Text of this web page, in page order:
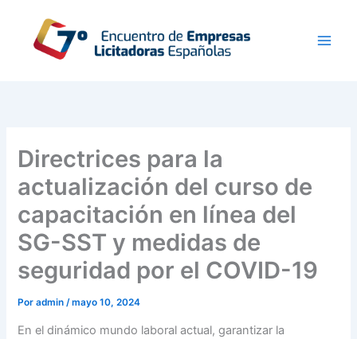
contenido
Directrices para la
actualización del curso de
capacitación en línea del
SG-SST y medidas de
seguridad por el COVID-19
Poradmin /mayo 10, 2024
En el dinámico mundo laboral actual, garantizar la